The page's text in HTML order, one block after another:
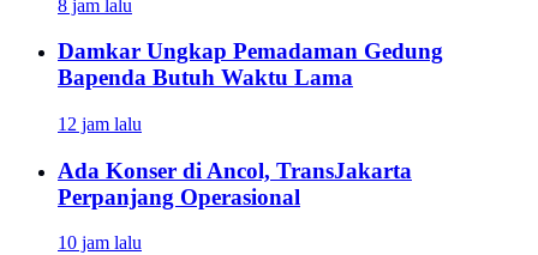
8 jam lalu
Damkar Ungkap Pemadaman Gedung
Bapenda Butuh Waktu Lama
12 jam lalu
Ada Konser di Ancol, TransJakarta
Perpanjang Operasional
10 jam lalu